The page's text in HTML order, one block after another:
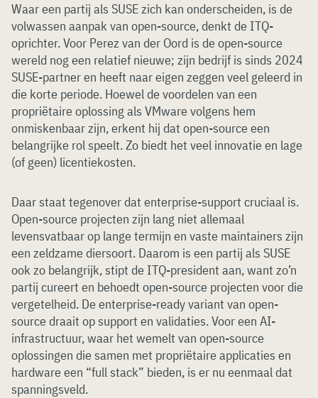
Waar een partij als SUSE zich kan onderscheiden, is de
volwassen aanpak van open-source, denkt de ITQ-
oprichter. Voor Perez van der Oord is de open-source
wereld nog een relatief nieuwe; zijn bedrijf is sinds 2024
SUSE-partner en heeft naar eigen zeggen veel geleerd in
die korte periode. Hoewel de voordelen van een
propriëtaire oplossing als VMware volgens hem
onmiskenbaar zijn, erkent hij dat open-source een
belangrijke rol speelt. Zo biedt het veel innovatie en lage
(of geen) licentiekosten.
Daar staat tegenover dat enterprise-support cruciaal is.
Open-source projecten zijn lang niet allemaal
levensvatbaar op lange termijn en vaste maintainers zijn
een zeldzame diersoort. Daarom is een partij als SUSE
ook zo belangrijk, stipt de ITQ-president aan, want zo’n
partij cureert en behoedt open-source projecten voor die
vergetelheid. De enterprise-ready variant van open-
source draait op support en validaties. Voor een AI-
infrastructuur, waar het wemelt van open-source
oplossingen die samen met propriëtaire applicaties en
hardware een “full stack” bieden, is er nu eenmaal dat
spanningsveld.